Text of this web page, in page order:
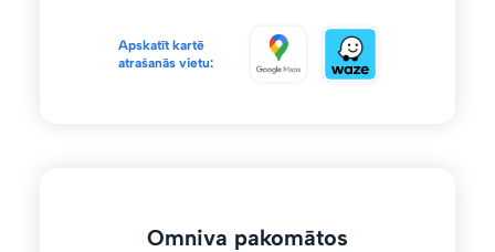
Apskatīt kartē
atrašanās vietu:
Omniva pakomātos